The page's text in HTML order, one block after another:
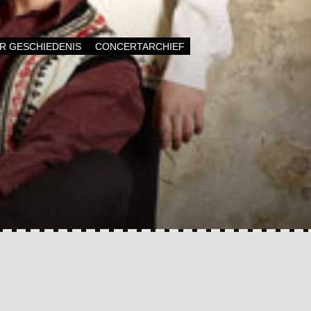
GESCHIEDENIS CONCERTARCHIEF